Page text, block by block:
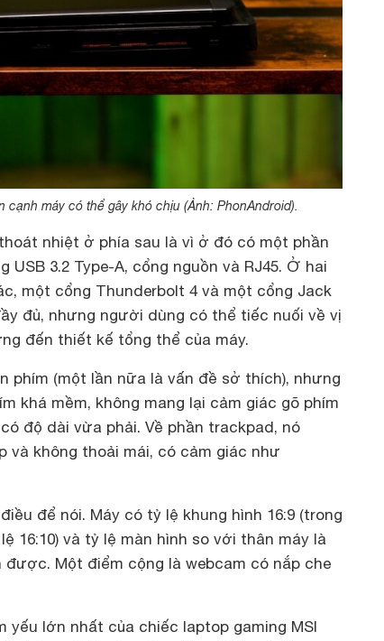
máy có thể gây khó chịu (Ảnh: PhonAndroid).
nhiệt ở phía sau là vì ở đó có một phần
3.2 Type-A, cổng nguồn và RJ45. Ở hai
một cổng Thunderbolt 4 và một cổng Jack
đủ, nhưng người dùng có thể tiếc nuối về vị
đến thiết kế tổng thể của máy.
phím (một lần nữa là vấn đề sở thích), nhưng
khá mềm, không mang lại cảm giác gõ phím
độ dài vừa phải. Về phần trackpad, nó
không thoải mái, có cảm giác như
để nói. Máy có tỷ lệ khung hình 16:9 (trong
16:10) và tỷ lệ màn hình so với thân máy là
Một điểm cộng là webcam có nắp che
yếu lớn nhất của chiếc laptop gaming MSI